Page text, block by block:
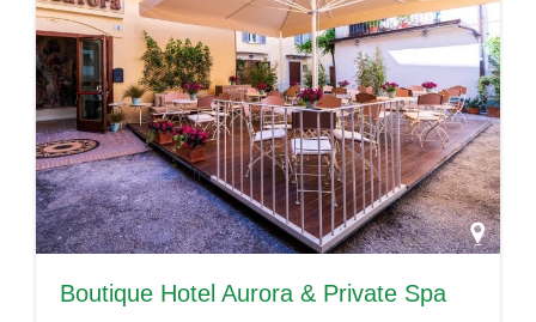
Boutique Hotel Aurora & Private Spa